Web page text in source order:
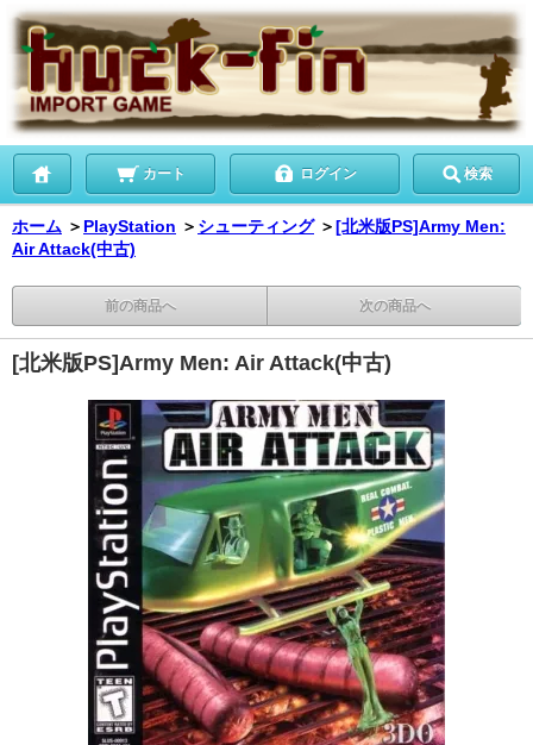
カート ログイン 検索
ホーム ＞ PlayStation ＞ シューティング ＞[北米版PS]Army Men:
Air Attack(中古)
前の商品へ 次の商品へ
[北米版PS]Army Men: Air Attack(中古)